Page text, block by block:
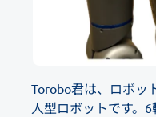
Torobo君は、ロボッ
人型ロボットです。